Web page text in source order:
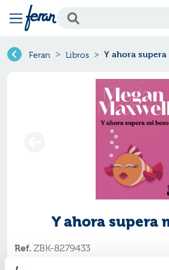
Feran Libros Y ahora
Y ahora supera
Ref. ZBK-8279433